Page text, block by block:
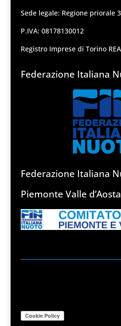
Sede legale: Regione priorale
P.IVA: 08178130012
Registro Imprese di Torino
Federazione Italiana
Federazione Italiana
Piemonte Valle d’Aosta